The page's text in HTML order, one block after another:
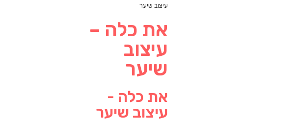
עיצוב שיער
את כלה –
עיצוב
שיער
את כלה -
עיצוב שיער